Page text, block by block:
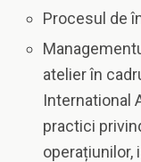
Procesul de
atelier în
International
practici
operațiunilor,